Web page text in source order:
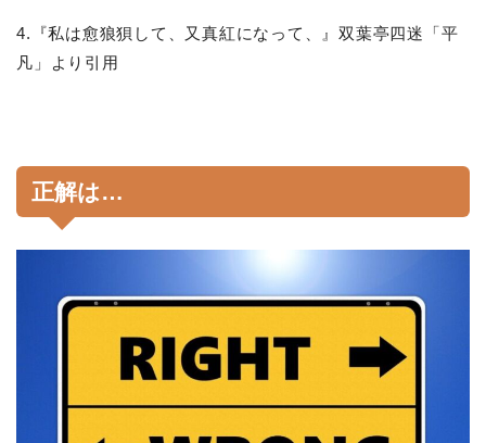
4.『私は愈狼狽して、又真紅になって、』双葉亭四迷「平
凡」より引用
正解は…